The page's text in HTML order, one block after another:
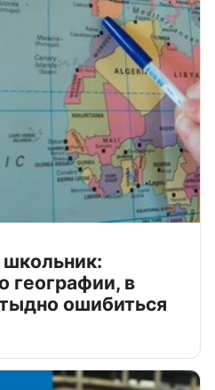
географии, в
ошибиться